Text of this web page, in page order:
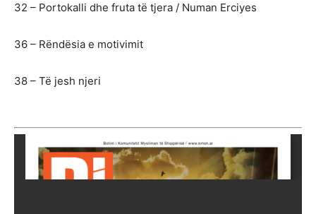
32 – Portokalli dhe fruta të tjera / Numan Erciyes
36 – Rëndësia e motivimit
38 – Të jesh njeri